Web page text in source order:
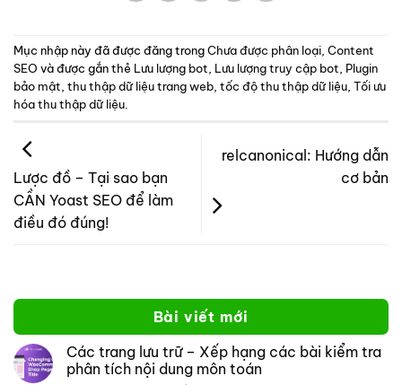
Mục nhập này đã được đăng trongChưa được phân loại, Content
SEO và được gắn thẻ Lưu lượng bot, Lưu lượng truy cập bot, Plugin
bảo mật, thu thập dữ liệu trang web, tốc độ thu thập dữ liệu, Tối ưu
hóa thu thập dữ liệu.
Lược đồ – Tại sao bạn
CẦN Yoast SEO để làm
điều đó đúng!
relcanonical: Hướng dẫn
cơ bản
Bài viết mới
Các trang lưu trữ – Xếp hạng các bài kiểm tra
phân tích nội dung môn toán